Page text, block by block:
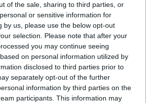
of the sale, sharing to third parties, or
or sensitive information for
by us, please use the below opt-out
selection. Please note that after your
you may continue seeing
on personal information utilized by
disclosed to third parties prior to
separately opt-out of the further
information by third parties on the
participants. This information may
prima frazione, prima di
il ventidueenne viene
di Sky per una breve
bianconero arriva in
più bella della giornata:
infatti di non sentire